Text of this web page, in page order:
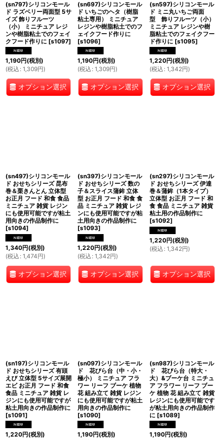
(sn797)シリコンモール
ド ラズベリー両面型 5サ
イズ 飾りフルーツ
（小） ミニチュア レジ
ンや樹脂粘土でのフェイ
クフード作りに [s1097]
1,190円(税別)
(税込 : 1,309円)
オプション選択
(sn697)シリコンモール
ド いちごのヘタ（樹脂
粘土専用） ミニチュア
レジンや樹脂粘土でのフ
ェイクフード作りに
[s1096]
1,190円(税別)
(税込 : 1,309円)
オプション選択
(sn597)シリコンモール
ド ミニ丸いちご両面
型 飾りフルーツ（小）
ミニチュア レジンや樹
脂粘土でのフェイクフー
ド作りに [s1095]
1,220円(税別)
(税込 : 1,342円)
オプション選択
(sn497)シリコンモール
ド おせちシリーズ 昆布
巻＆栗きんとん 立体型
お正月 フード 和食 食品
ミニチュア 雑貨 レジン
にも使用可能ですが粘土
用向きの作品制作に
[s1094]
1,340円(税別)
(税込 : 1,474円)
オプション選択
(sn397)シリコンモール
ド おせちシリーズ 数の
子＆スライス蒲鉾 立体
型 お正月 フード 和食 食
品 ミニチュア 雑貨 レジ
ンにも使用可能ですが粘
土用向きの作品制作に
[s1093]
1,220円(税別)
(税込 : 1,342円)
オプション選択
(sn297)シリコンモール
ド おせちシリーズ 伊達
巻＆蒲鉾（1本タイプ）
立体型 お正月 フード 和
食 食品 ミニチュア 雑貨
粘土用の作品制作に
[s1092]
1,220円(税別)
(税込 : 1,342円)
オプション選択
(sn197)シリコンモール
ド おせちシリーズ 有頭
えび 立体型 5サイズ展開
エビ お正月 フード 和食
食品 ミニチュア 雑貨 レ
ジンにも使用可能ですが
粘土用向きの作品制作に
[s1091]
1,220円(税別)
(sn097)シリコンモール
ド 花びら台（中・小・
極小） ミニチュア フラ
ワー リーフ ブーケ 植物
花 組み立て 雑貨 レジン
にも使用可能ですが粘土
用向きの作品制作に
[s1090]
1,190円(税別)
(sn987)シリコンモール
ド 花びら台（特大・
大）&ブーケ台 ミニチュ
ア フラワー リーフ ブー
ケ 植物 花 組み立て 雑貨
レジンにも使用可能です
が粘土用向きの作品制作
に [s1089]
1,190円(税別)